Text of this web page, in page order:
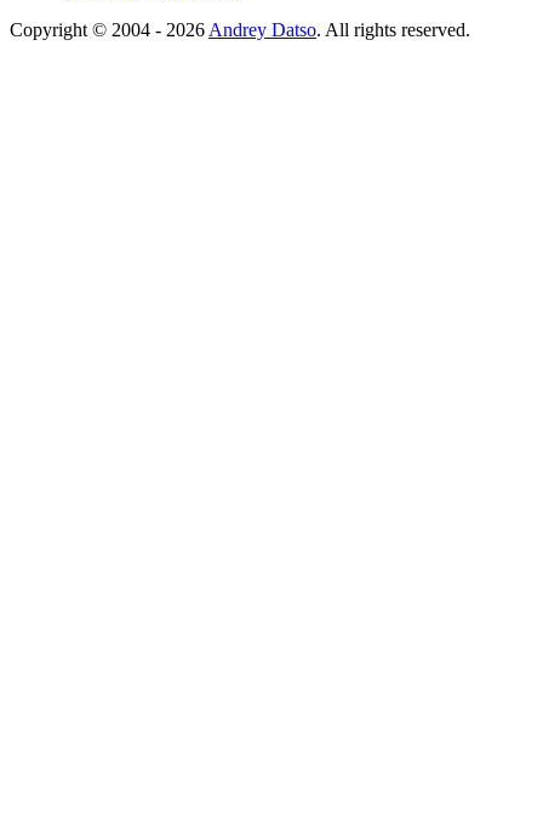
Copyright © 2004 - 2026 Andrey Datso. All rights reserved.